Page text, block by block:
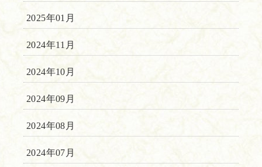
2025年01月
2024年11月
2024年10月
2024年09月
2024年08月
2024年07月